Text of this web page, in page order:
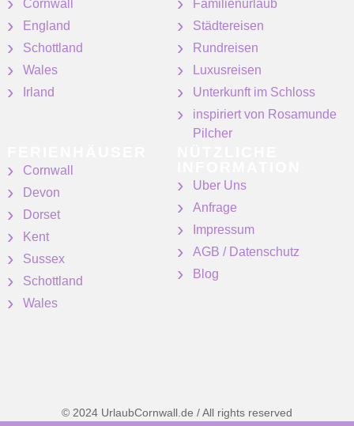
Cornwall
England
Schottland
Wales
Irland
Familienurlaub
Städtereisen
Rundreisen
Luxusreisen
Unterkunft im Schloss
inspiriert von Rosamunde
Pilcher
Cornwall
Devon
Dorset
Kent
Sussex
Schottland
Wales
Uber Uns
Anfrage
Impressum
AGB / Datenschutz
Blog
© 2024 UrlaubCornwall.de / All rights reserved